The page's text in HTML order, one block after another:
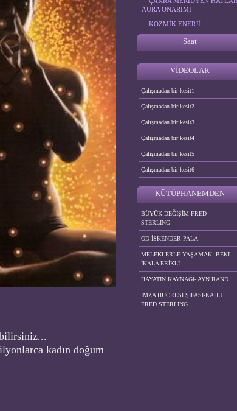
kadın doğum
AURA ONARIMI
KOZMİK ENERJİ
UYGULAMALARI
ALFA BİOENERJİ
UYGULAMALARI
Saat
VİDEOLAR
Çalışmadan bir kesit1
Çalışmadan bir kesit2
Çalışmadan bir kesit3
Çalışmadan bir kesit4
Çalışmadan bir kesit5
Çalışmadan bir kesit6
KÜTÜPHANEMDEN
BÜYÜK DEĞİŞİM-FRED
STERLING
OD-İSKENDER PALA
MELEKLERLE YAŞAMAK- BEKİ
İKALA ERİKLİ
HAYATIN KAYNAĞI- AYN RAND
İMZA HÜCRESİ ŞİFASI-KAHU
FRED STERLING